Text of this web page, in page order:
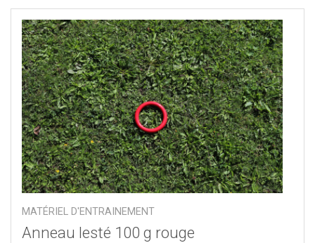
MATÉRIEL D'ENTRAINEMENT
Anneau lesté 100 g rouge